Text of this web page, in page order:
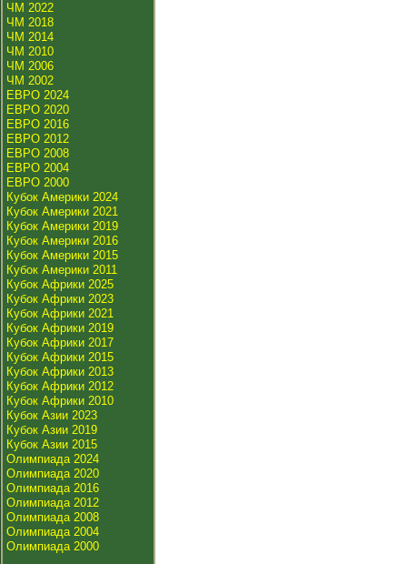
ЧМ 2022
ЧМ 2018
ЧМ 2014
ЧМ 2010
ЧМ 2006
ЧМ 2002
ЕВРО 2024
ЕВРО 2020
ЕВРО 2016
ЕВРО 2012
ЕВРО 2008
ЕВРО 2004
ЕВРО 2000
Кубок Америки 2024
Кубок Америки 2021
Кубок Америки 2019
Кубок Америки 2016
Кубок Америки 2015
Кубок Америки 2011
Кубок Африки 2025
Кубок Африки 2023
Кубок Африки 2021
Кубок Африки 2019
Кубок Африки 2017
Кубок Африки 2015
Кубок Африки 2013
Кубок Африки 2012
Кубок Африки 2010
Кубок Азии 2023
Кубок Азии 2019
Кубок Азии 2015
Олимпиада 2024
Олимпиада 2020
Олимпиада 2016
Олимпиада 2012
Олимпиада 2008
Олимпиада 2004
Олимпиада 2000